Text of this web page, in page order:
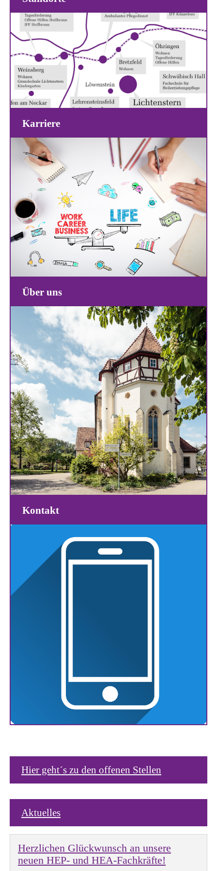
Karriere
Über uns
Kontakt
Hier geht´s zu den offenen Stellen
Aktuelles
Herzlichen Glückwunsch an unsere
neuen HEP- und HEA-Fachkräfte!